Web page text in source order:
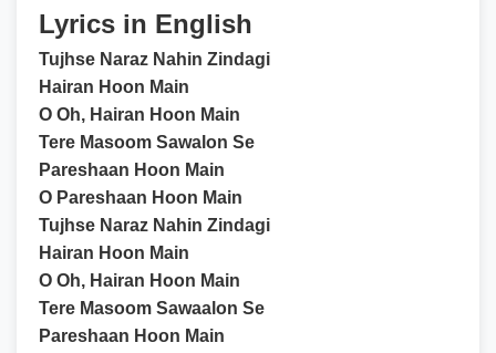
Lyrics in English
Tujhse Naraz Nahin Zindagi
Hairan Hoon Main
O Oh, Hairan Hoon Main
Tere Masoom Sawalon Se
Pareshaan Hoon Main
O Pareshaan Hoon Main
Tujhse Naraz Nahin Zindagi
Hairan Hoon Main
O Oh, Hairan Hoon Main
Tere Masoom Sawaalon Se
Pareshaan Hoon Main